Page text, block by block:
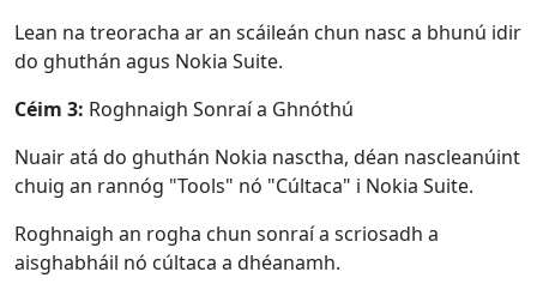
Lean na treoracha ar an scáileán chun nasc a bhunú idir
do ghuthán agus Nokia Suite.
Céim 3: Roghnaigh Sonraí a Ghnóthú
Nuair atá do ghuthán Nokia nasctha, déan nascleanúint
chuig an rannóg "Tools" nó "Cúltaca" i Nokia Suite.
Roghnaigh an rogha chun sonraí a scriosadh a
aisghabháil nó cúltaca a dhéanamh.